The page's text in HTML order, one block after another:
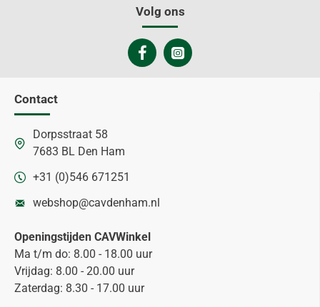
Volg ons
Contact
Dorpsstraat 58
7683 BL Den Ham
+31 (0)546 671251
webshop@cavdenham.nl
Openingstijden CAVWinkel
Ma t/m do: 8.00 - 18.00 uur
Vrijdag: 8.00 - 20.00 uur
Zaterdag: 8.30 - 17.00 uur